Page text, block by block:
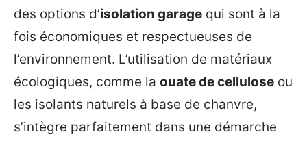
des options d’isolation garage qui sont à la
fois économiques et respectueuses de
l’environnement. L’utilisation de matériaux
écologiques, comme la ouate de cellulose ou
les isolants naturels à base de chanvre,
s’intègre parfaitement dans une démarche